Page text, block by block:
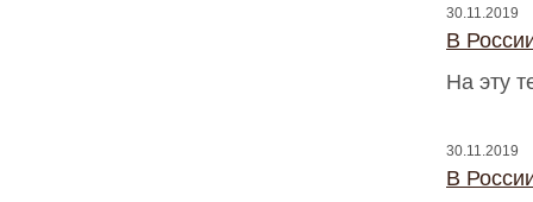
30.11.2019
В
На эту
30.11.2019
В